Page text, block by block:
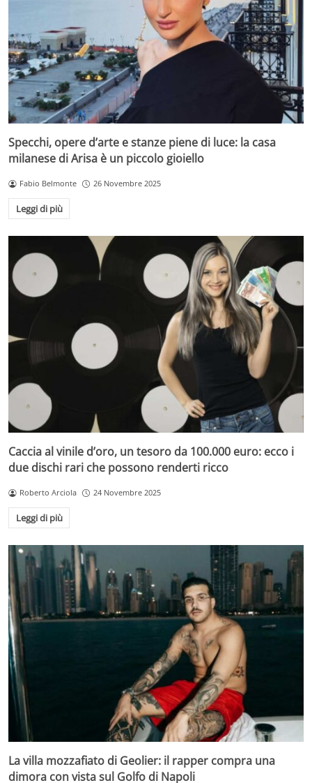
Specchi, opere d’arte e stanze piene di luce: la casa
milanese di Arisa è un piccolo gioiello
Fabio Belmonte 26 Novembre 2025
Leggi di più
Caccia al vinile d’oro, un tesoro da 100.000 euro: ecco i
due dischi rari che possono renderti ricco
Roberto Arciola 24 Novembre 2025
Leggi di più
La villa mozzafiato di Geolier: il rapper compra una
dimora con vista sul Golfo di Napoli